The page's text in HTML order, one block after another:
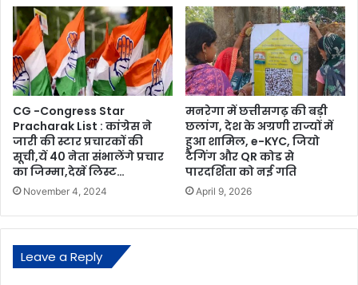
CG -Congress Star
Pracharak List : कांग्रेस ने
जारी की स्टार प्रचारकों की
सूची,यें 40 नेता संभालेंगे प्रचार
का जिम्मा,देखें लिस्ट…
November 4, 2024
मनरेगा में छत्तीसगढ़ की बड़ी
छलांग, देश के अग्रणी राज्यों में
हुआ शामिल, e-KYC, जियो
टैगिंग और QR कोड से
पारदर्शिता को नई गति
April 9, 2026
Leave a Reply